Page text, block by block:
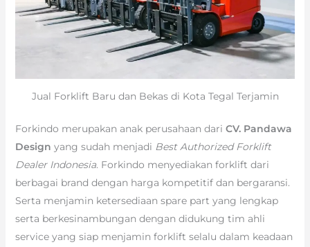
Jual Forklift Baru dan Bekas di Kota Tegal Terjamin
Forkindo merupakan anak perusahaan dari CV. Pandawa
Design yang sudah menjadi Best Authorized Forklift
Dealer Indonesia. Forkindo menyediakan forklift dari
berbagai brand dengan harga kompetitif dan bergaransi.
Serta menjamin ketersediaan spare part yang lengkap
serta berkesinambungan dengan didukung tim ahli
service yang siap menjamin forklift selalu dalam keadaan